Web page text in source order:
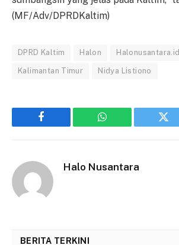
(MF/Adv/DPRDKaltim)
DPRD Kaltim Halon Halonusantara.id
Kalimantan Timur Nidya Listiono
Facebook WhatsApp
Halo Nusantara
BERITA TERKINI